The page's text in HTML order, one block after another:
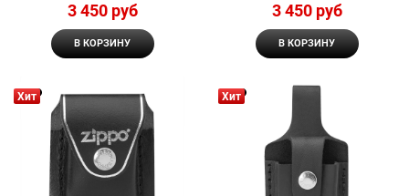
3 450 руб
В КОРЗИНУ
3 450 руб
В КОРЗИНУ
Хит Хит